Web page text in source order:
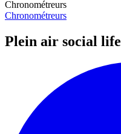
Chronométreurs
Chronométreurs
Plein air social life